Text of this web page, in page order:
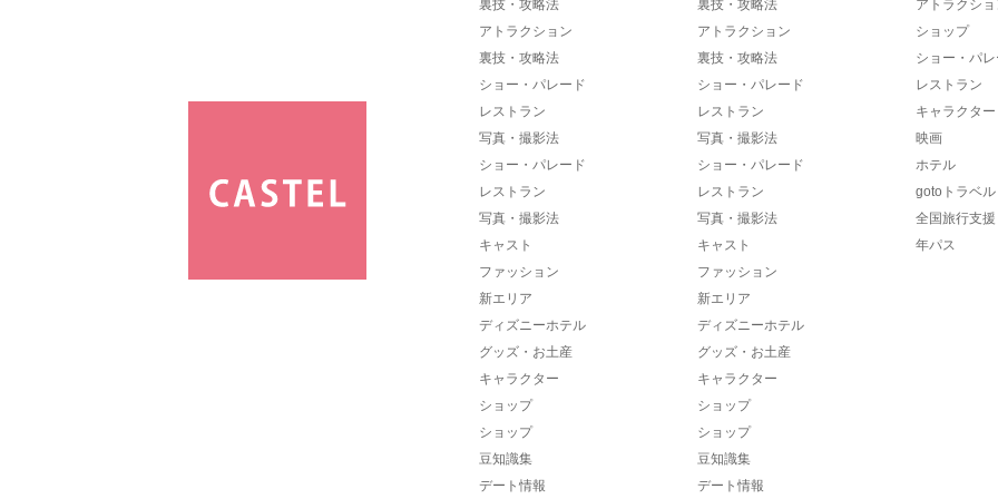
裏技・攻略法
アトラクション
裏技・攻略法
ショー・パレード
レストラン
写真・撮影法
ショー・パレード
レストラン
写真・撮影法
キャスト
ファッション
新エリア
ディズニーホテル
グッズ・お土産
キャラクター
ショップ
ショップ
豆知識集
デート情報
裏技・攻略法
アトラクション
裏技・攻略法
ショー・パレード
レストラン
写真・撮影法
ショー・パレード
レストラン
写真・撮影法
キャスト
ファッション
新エリア
ディズニーホテル
グッズ・お土産
キャラクター
ショップ
ショップ
豆知識集
デート情報
アトラクシ
ショップ
ショー・パ
レストラン
キャラクター
映画
ホテル
gotoトラベル
全国旅行支援
年パス